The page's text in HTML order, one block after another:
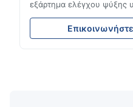
εξάρτημα ελέγχου ψύξης
απόδοσης που έχει
ψύξης φορτηγών, φορτηγά-
συστήματα μεταφοράς με